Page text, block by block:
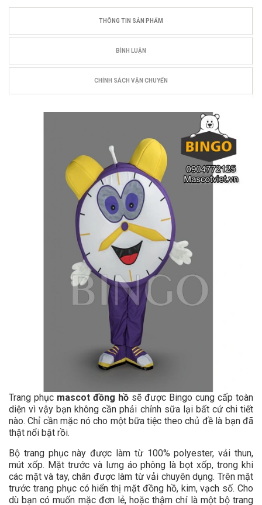
THÔNG TIN SẢN PHẨM
BÌNH LUẬN
CHÍNH SÁCH VẬN CHUYỂN
Trang phục mascot đồng hồ sẽ được Bingo cung cấp toàn
diện vì vậy bạn không cần phải chỉnh sữa lại bất cứ chi tiết
nào. Chỉ cần mặc nó cho một bữa tiệc theo chủ đề là bạn đã
thật nổi bật rồi.
Bộ trang phục này được làm từ 100% polyester, vải thun,
mút xốp. Mặt trước và lưng áo phông là bọt xốp, trong khi
các mặt và tay, chân được làm từ vải chuyên dụng. Trên mặt
trước trang phục có hiển thị mặt đồng hồ, kim, vạch số. Cho
dù bạn có muốn mặc đơn lẻ, hoặc thậm chí là một bộ trang